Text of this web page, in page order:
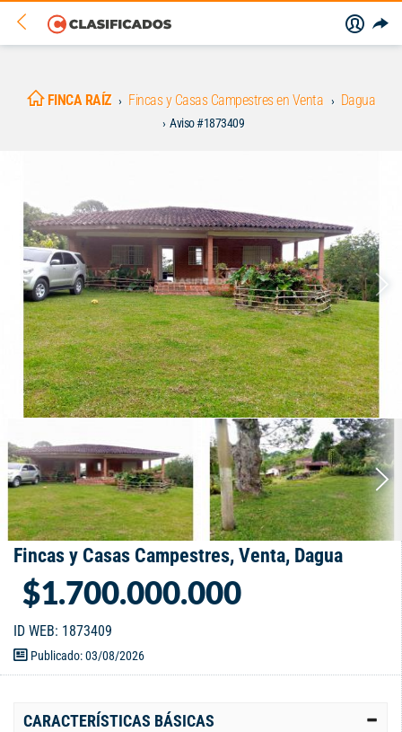
FINCA RAÍZ Fincas y Casas Campestres en Venta Dagua
Aviso #1873409
Fincas y Casas Campestres, Venta, Dagua
$1.700.000.000
ID WEB: 1873409
Publicado: 03/08/2026
CARACTERÍSTICAS BÁSICAS